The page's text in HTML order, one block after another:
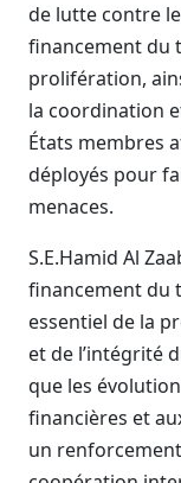
de lutte contre
financement du
prolifération,
la coordination
États membres
déployés pour
menaces.
S.E.Hamid Al
financement du
essentiel de la
et de l’intégrité
que les
financières et
un